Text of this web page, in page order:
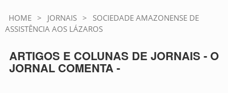
HOME > JORNAIS >
SOCIEDADE AMAZONENSE DE
ASSISTÊNCIA AOS LÁZAROS
ARTIGOS E COLUNAS DE JORNAIS - O
JORNAL COMENTA -